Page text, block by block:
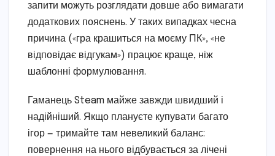
запити можуть розглядати довше або вимагати
додаткових пояснень. У таких випадках чесна
причина («гра крашиться на моєму ПК», «не
відповідає відгукам») працює краще, ніж
шаблонні формулювання.
Гаманець Steam майже завжди швидший і
надійніший. Якщо плануєте купувати багато
ігор — тримайте там невеликий баланс:
повернення на нього відбувається за лічені